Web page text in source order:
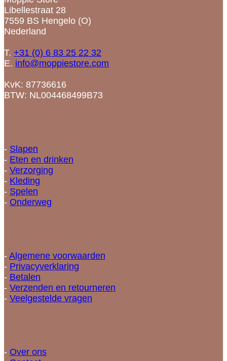
Libellestraat 28
7559 BS Hengelo (O)
Nederland
T. +31 (0) 6 83 25 22 32
E. info@moppiestore.com
KvK: 87736616
BTW: NL004468499B73
- Slapen
- Eten en drinken
- Verzorging
- Kleding
- Spelen
- Onderweg
- Algemene voorwaarden
- Privacyverklaring
- Betalen
- Verzenden en retourneren
- Veelgestelde vragen
- Over ons